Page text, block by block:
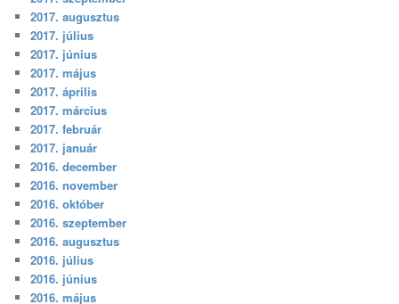
2017. augusztus
2017. július
2017. június
2017. május
2017. április
2017. március
2017. február
2017. január
2016. december
2016. november
2016. október
2016. szeptember
2016. augusztus
2016. július
2016. június
2016. május